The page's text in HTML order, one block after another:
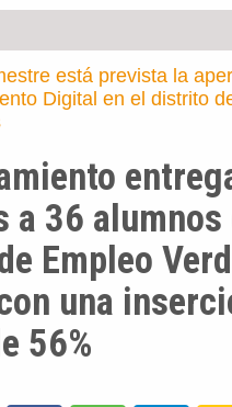
está prevista la
Digital en el distrito
a 36 alumnos
Empleo
una
56%